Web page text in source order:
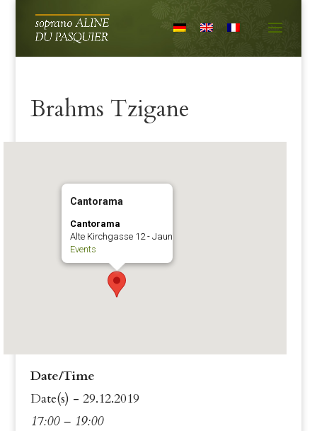
Brahms Tzigane
Cantorama
Cantorama
Alte Kirchgasse 12 - Jaun
Events
Date/Time
Date(s) - 29.12.2019
17:00 – 19:00